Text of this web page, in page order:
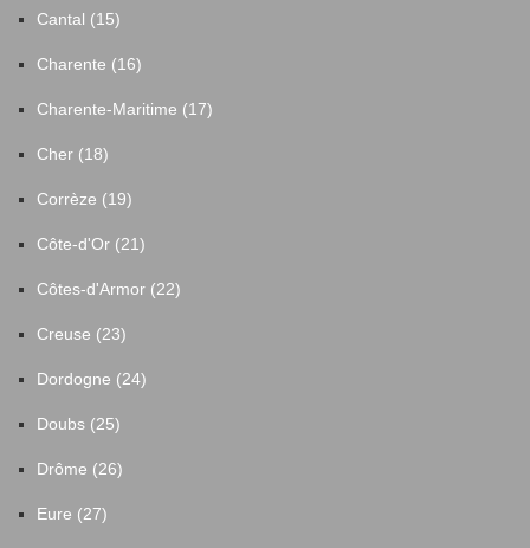
Cantal (15)
Charente (16)
Charente-Maritime (17)
Cher (18)
Corrèze (19)
Côte-d'Or (21)
Côtes-d'Armor (22)
Creuse (23)
Dordogne (24)
Doubs (25)
Drôme (26)
Eure (27)